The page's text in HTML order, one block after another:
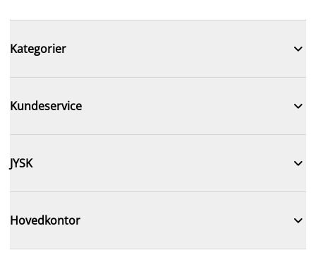
Kategorier 
Kundeservice 
JYSK 
Hovedkontor 